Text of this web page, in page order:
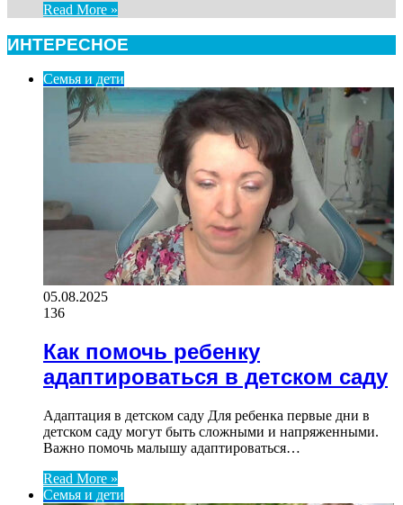
Read More »
ИНТЕРЕСНОЕ
Семья и дети
05.08.2025
136
Как помочь ребенку
адаптироваться в детском саду
Адаптация в детском саду Для ребенка первые дни в
детском саду могут быть сложными и напряженными.
Важно помочь малышу адаптироваться…
Read More »
Семья и дети